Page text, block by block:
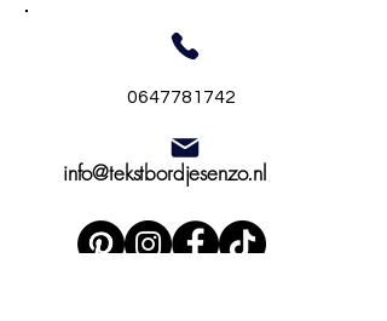
0647781742
info@tekstbordjesenzo.nl